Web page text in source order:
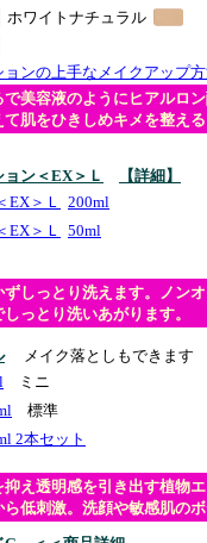
ホワイトナチュラル
ンの上手なメイクアップ
美容液のようにヒアルロ
肌をひきしめキメを整え
ン＜EX＞Ｌ
【詳細】
EX＞Ｌ 200ml
EX＞Ｌ 50ml
しっとり洗えます。ノン
っとり洗いあがります。
メイク落としもできます
ミニ
標準
2本セット
え透明感を引き出す植物
低刺激。洗顔や敏感肌の